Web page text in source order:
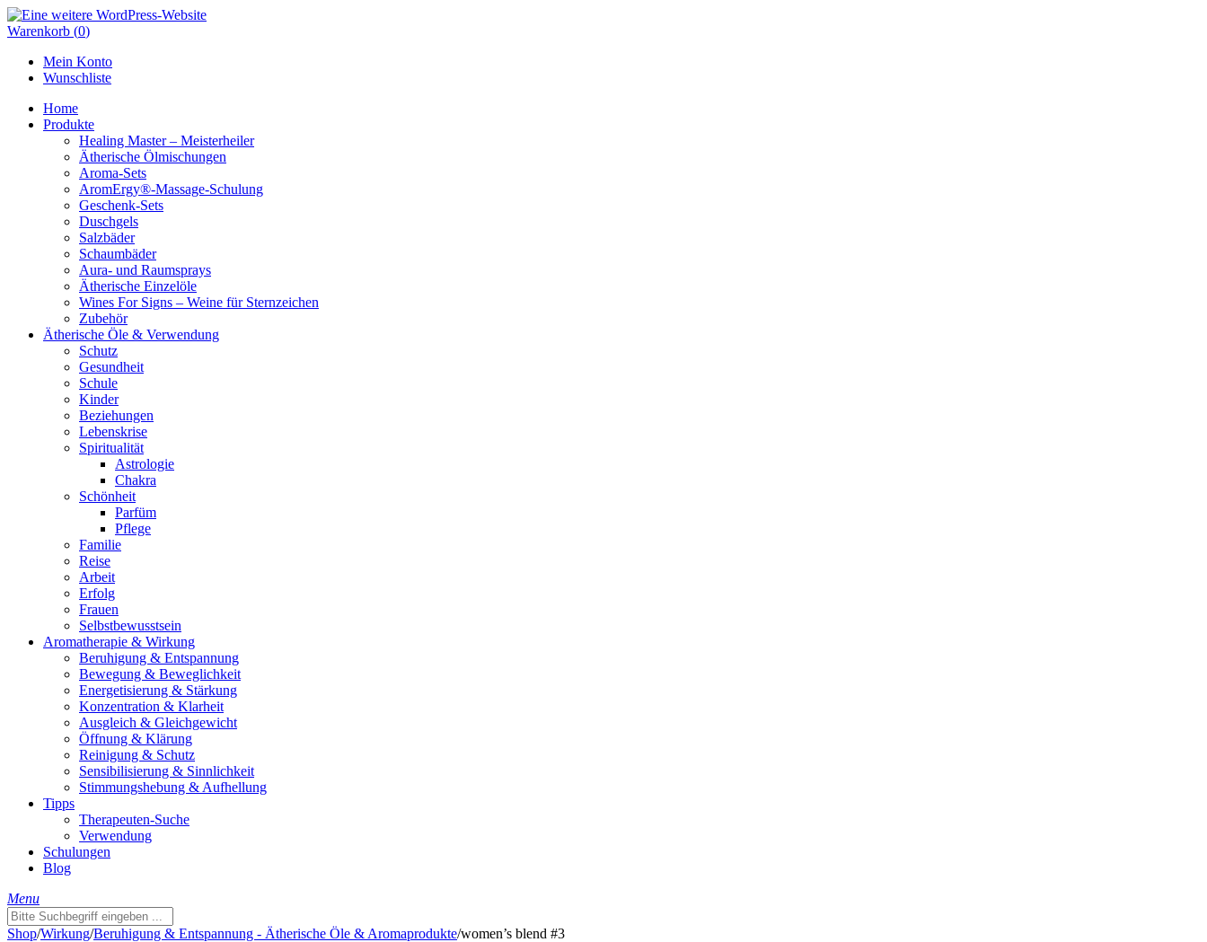
Skip
to
Warenkorb (0)
Mein Konto
Wunschliste
Home
Produkte
Healing Master – Meisterheiler
Ätherische Ölmischungen
Aroma-Sets
AromErgy®-Massage-Schulung
Geschenk-Sets
Duschgels
Salzbäder
Schaumbäder
Aura- und Raumsprays
Ätherische Einzelöle
Wines For Signs – Weine für Sternzeichen
Zubehör
Ätherische Öle & Verwendung
Schutz
Gesundheit
Schule
Kinder
Beziehungen
Lebenskrise
Spiritualität
Astrologie
Chakra
Schönheit
Parfüm
Pflege
Familie
Reise
Arbeit
Erfolg
Frauen
Selbstbewusstsein
Aromatherapie & Wirkung
Beruhigung & Entspannung
Bewegung & Beweglichkeit
Energetisierung & Stärkung
Konzentration & Klarheit
Ausgleich & Gleichgewicht
Öffnung & Klärung
Reinigung & Schutz
Sensibilisierung & Sinnlichkeit
Stimmungshebung & Aufhellung
Tipps
Therapeuten-Suche
Verwendung
Schulungen
Blog
Menu
Shop/Wirkung/Beruhigung & Entspannung - Ätherische Öle & Aromaprodukte/women’s blend #3